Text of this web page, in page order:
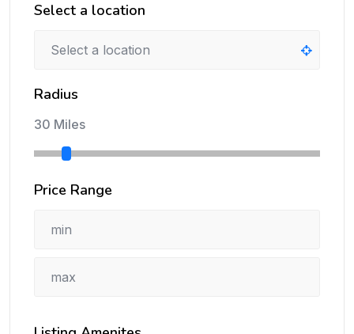
Select a location
Radius
30 Miles
Price Range